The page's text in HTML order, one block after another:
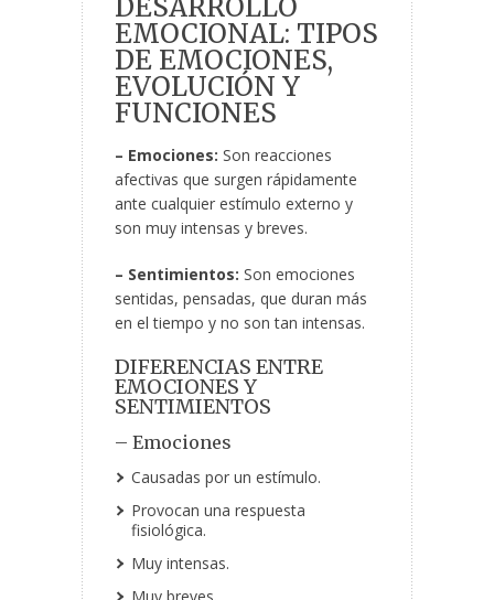
DESARROLLO
EMOCIONAL: TIPOS
DE EMOCIONES,
EVOLUCIÓN Y
FUNCIONES
– Emociones: Son reacciones
afectivas que surgen rápidamente
ante cualquier estímulo externo y
son muy intensas y breves.
– Sentimientos: Son emociones
sentidas, pensadas, que duran más
en el tiempo y no son tan intensas.
DIFERENCIAS ENTRE
EMOCIONES Y
SENTIMIENTOS
– Emociones
Causadas por un estímulo.
Provocan una respuesta
fisiológica.
Muy intensas.